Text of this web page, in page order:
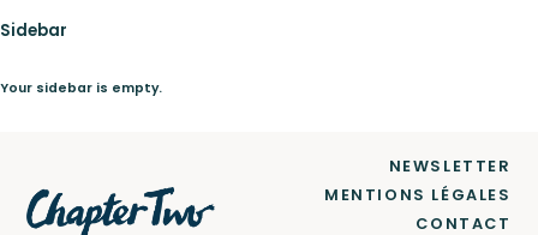
Catalogue
Le Label
Sidebar
Your sidebar is empty.
NEWSLETTER
MENTIONS LÉGALES
CONTACT